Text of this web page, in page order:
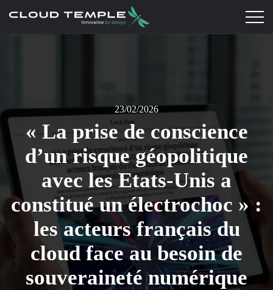
23/02/2026
« La prise de conscience
d’un risque géopolitique
avec les Etats-Unis a
constitué un électrochoc » :
les acteurs français du
cloud face au besoin de
souveraineté numérique